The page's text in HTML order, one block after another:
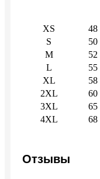
XS 48
S
50
M
52
L
55
XL
58
2XL
60
3XL
65
4XL
68
Отзывы